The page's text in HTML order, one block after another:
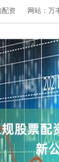
资 网站：万